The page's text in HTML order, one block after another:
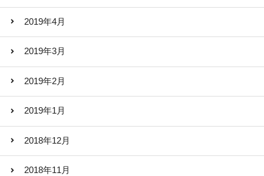
2019年4月
2019年3月
2019年2月
2019年1月
2018年12月
2018年11月